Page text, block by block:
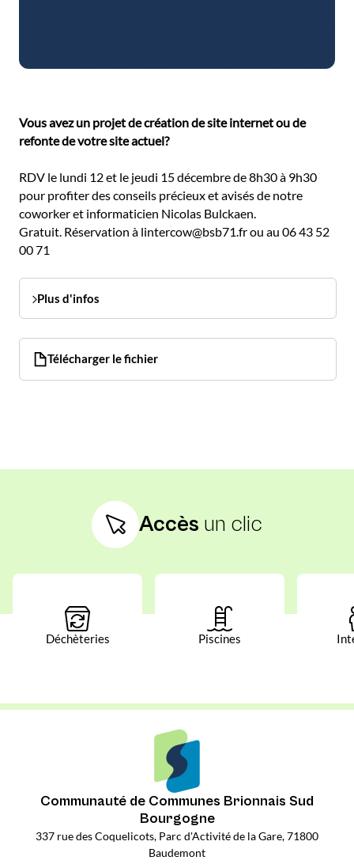
Vous avez un projet de création de site internet ou de
refonte de votre site actuel?
RDV le lundi 12 et le jeudi 15 décembre de 8h30 à 9h30
pour profiter des conseils précieux et avisés de notre
coworker et informaticien Nicolas Bulckaen.
Gratuit. Réservation à lintercow@bsb71.fr ou au 06 43 52
00 71
Plus d'infos
Télécharger le fichier
Accès un clic
Déchèteries Piscines
Communauté de Communes Brionnais Sud
Bourgogne
337 rue des Coquelicots, Parc d'Activité de la Gare, 71800
Baudemont